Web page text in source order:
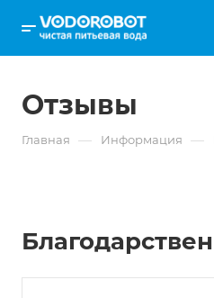
Отзывы
Главная — Информация —